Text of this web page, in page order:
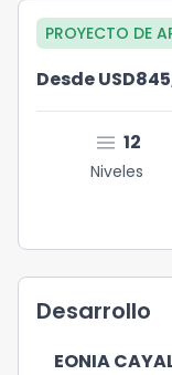
PROYECTO DE
Desde
menu 12
Niveles
Desarrollo
EONIA